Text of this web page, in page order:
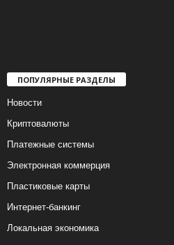
ПОПУЛЯРНЫЕ РАЗДЕЛЫ
Новости
Криптовалюты
Платежные системы
Электронная коммерция
Пластиковые карты
Интернет-банкинг
Локальная экономика